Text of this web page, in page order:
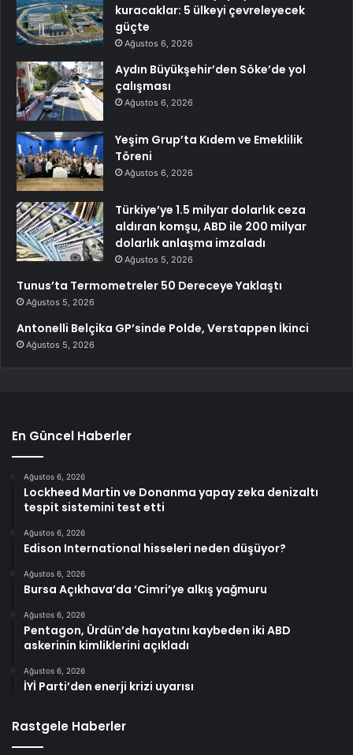
kuracaklar: 5 ülkeyi çevreleyecek
güçte
Ağustos 6, 2026
Aydın Büyükşehir’den Söke’de yol
çalışması
Ağustos 6, 2026
Yeşim Grup’ta Kıdem ve Emeklilik
Töreni
Ağustos 6, 2026
Türkiye’ye 1.5 milyar dolarlık ceza
aldıran komşu, ABD ile 200 milyar
dolarlık anlaşma imzaladı
Ağustos 5, 2026
Tunus’ta Termometreler 50 Dereceye Yaklaştı
Ağustos 5, 2026
Antonelli Belçika GP’sinde Polde, Verstappen İkinci
Ağustos 5, 2026
En Güncel Haberler
Ağustos 6, 2026
Lockheed Martin ve Donanma yapay zeka denizaltı
tespit sistemini test etti
Ağustos 6, 2026
Edison International hisseleri neden düşüyor?
Ağustos 6, 2026
Bursa Açıkhava’da ‘Cimri’ye alkış yağmuru
Ağustos 6, 2026
Pentagon, Ürdün’de hayatını kaybeden iki ABD
askerinin kimliklerini açıkladı
Ağustos 6, 2026
İYİ Parti’den enerji krizi uyarısı
Rastgele Haberler